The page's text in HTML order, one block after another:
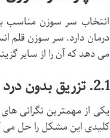
انتخاب سر سوزن مناسب
می دهد که آن را از سایر
2.1. تزریق بدون درد یا با حداقل درد
کلیدی این مشکل را حل می